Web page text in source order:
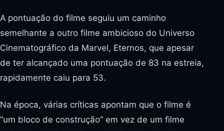
A pontuação do filme seguiu um caminho
semelhante a outro filme ambicioso do Universo
Cinematográfico da Marvel, Eternos, que apesar
de ter alcançado uma pontuação de 83 na estreia,
rapidamente caiu para 53.
Na época, várias críticas apontam que o filme é
“um bloco de construção” em vez de um filme